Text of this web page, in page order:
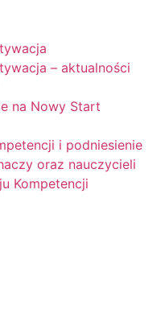
– aktualności
na Nowy Start
i podniesienie
oraz nauczycieli
Kompetencji